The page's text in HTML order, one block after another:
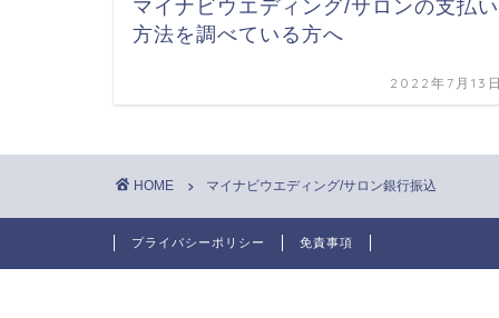
マイナビウエディング/サロンの支払い
方法を調べている方へ
2022年7月13
HOME マイナビウエディング/サロン銀行振込
プライバシーポリシー 免責事項